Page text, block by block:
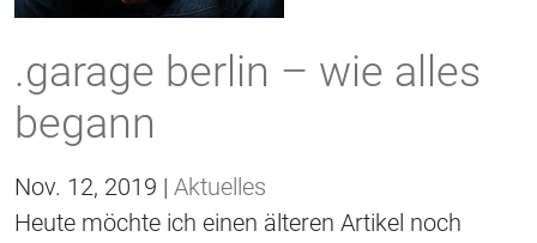
.garage berlin – wie alles
begann
Nov. 12, 2019 | Aktuelles
Heute möchte ich einen älteren Artikel noch